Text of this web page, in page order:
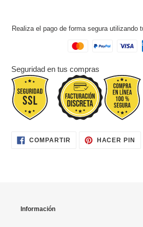
Realiza el pago de forma segura utilizando
Seguridad en tus compras
COMPARTIR COMPARTIR
EN
HACER PIN
Información